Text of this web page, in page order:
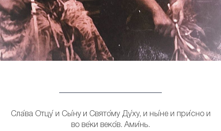
Сла́ва Отцу́ и Сы́ну и Свято́му Ду́ху, и ны́не и при́сно и
во ве́ки веко́в. Ами́нь.